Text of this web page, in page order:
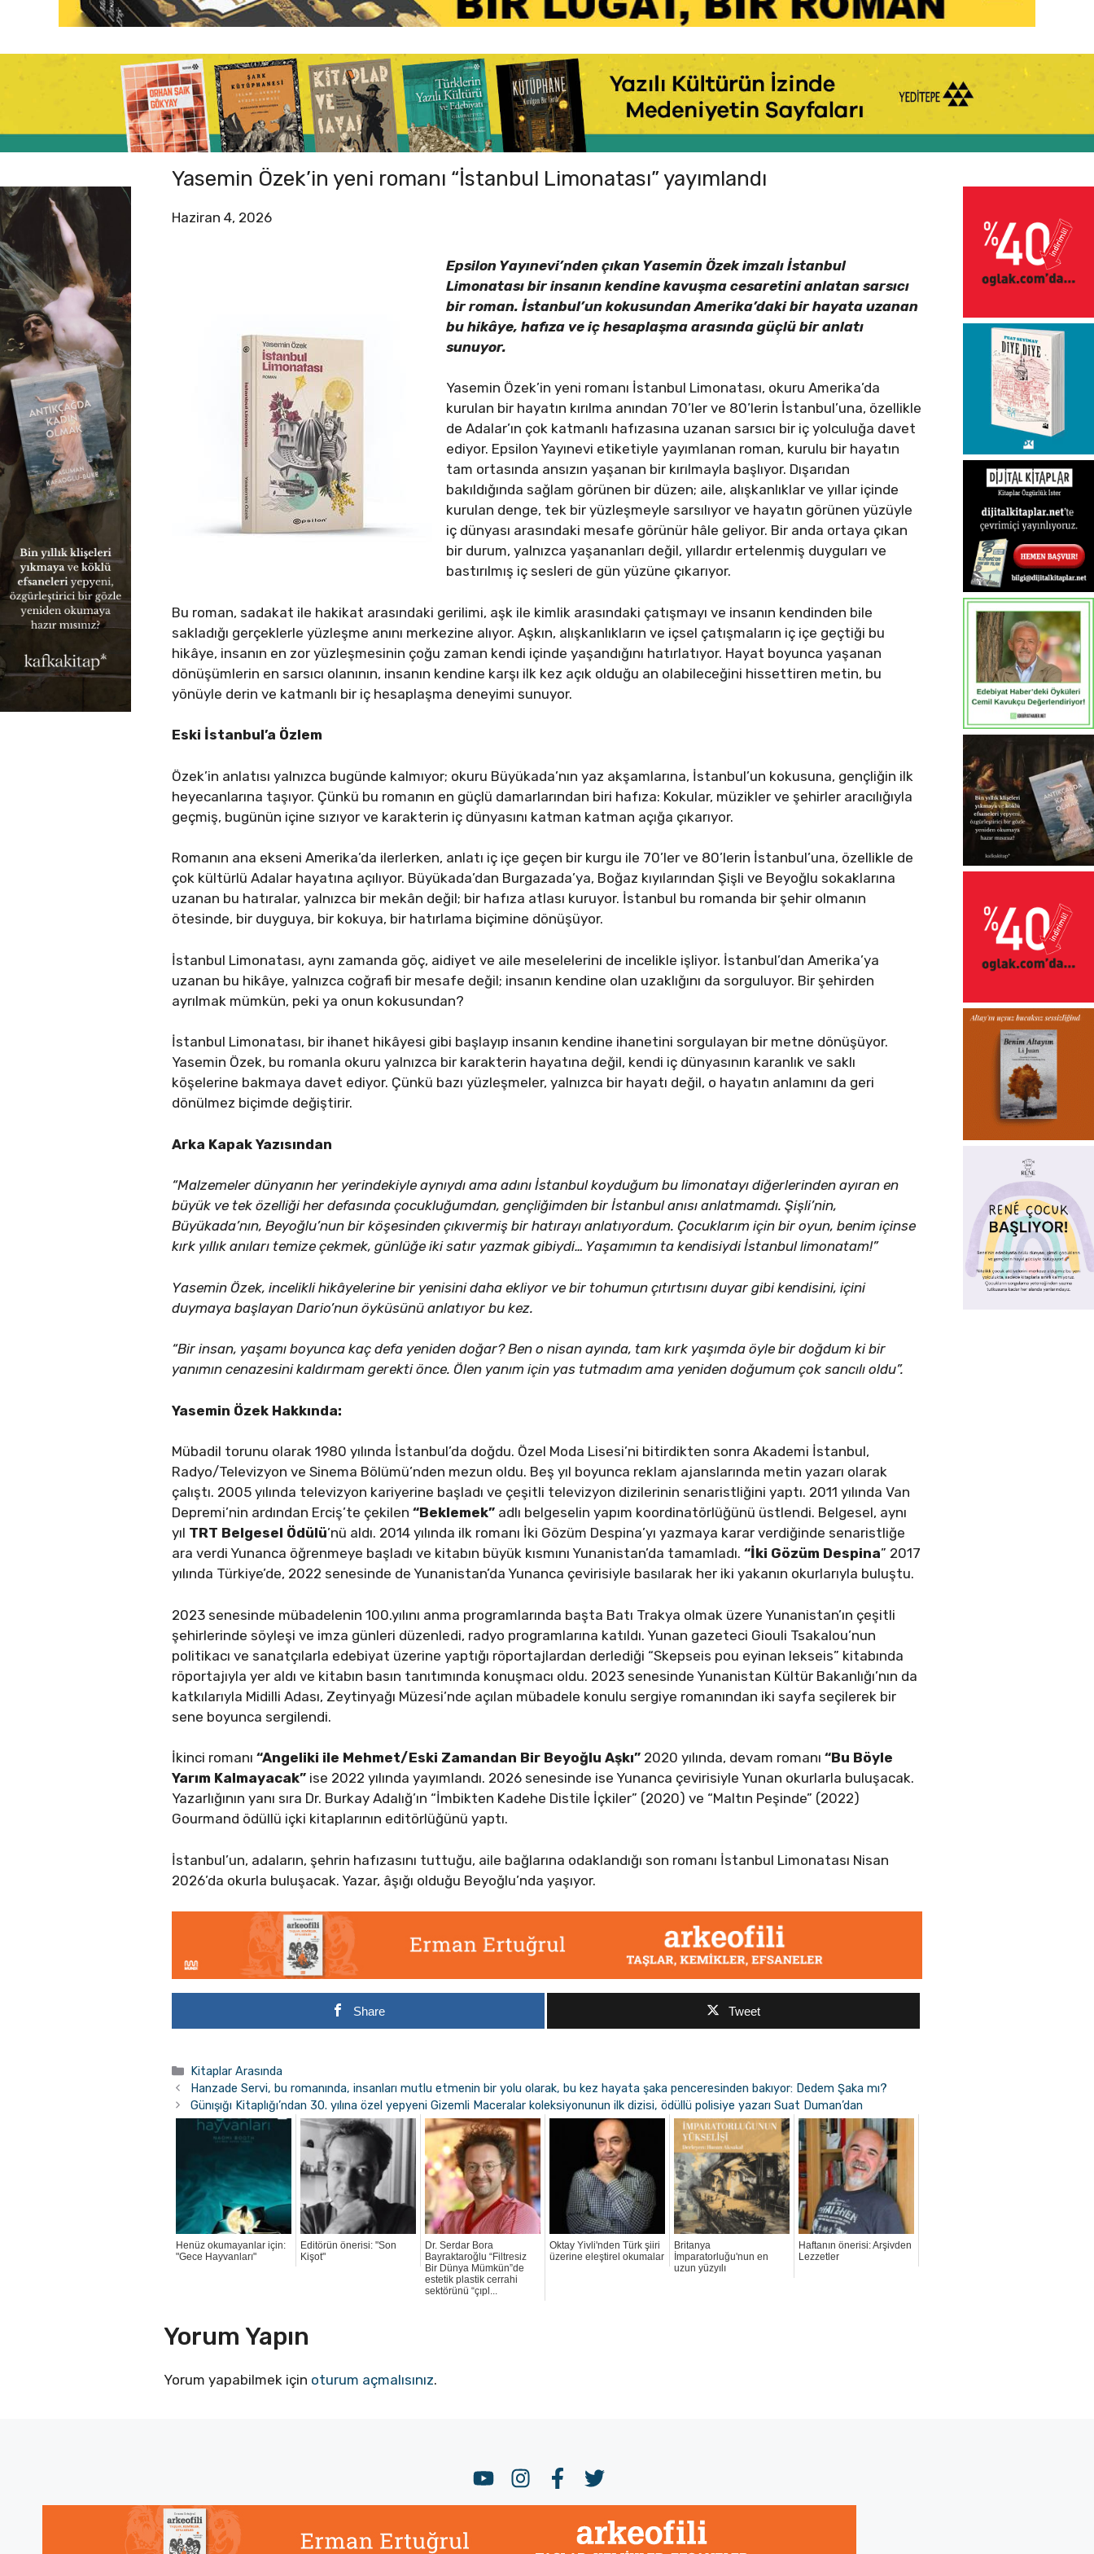
Yasemin Özek’in yeni romanı “İstanbul Limonatası” yayımlandı
Haziran 4, 2026
Epsilon Yayınevi’nden çıkan Yasemin Özek imzalı İstanbul
Limonatası bir insanın kendine kavuşma cesaretini anlatan sarsıcı
bir roman. İstanbul’un kokusundan Amerika’daki bir hayata uzanan
bu hikâye, hafıza ve iç hesaplaşma arasında güçlü bir anlatı
sunuyor.
Yasemin Özek’in yeni romanı İstanbul Limonatası, okuru Amerika’da
kurulan bir hayatın kırılma anından 70’ler ve 80’lerin İstanbul’una, özellikle
de Adalar’ın çok katmanlı hafızasına uzanan sarsıcı bir iç yolculuğa davet
ediyor. Epsilon Yayınevi etiketiyle yayımlanan roman, kurulu bir hayatın
tam ortasında ansızın yaşanan bir kırılmayla başlıyor. Dışarıdan
bakıldığında sağlam görünen bir düzen; aile, alışkanlıklar ve yıllar içinde
kurulan denge, tek bir yüzleşmeyle sarsılıyor ve hayatın görünen yüzüyle
iç dünyası arasındaki mesafe görünür hâle geliyor. Bir anda ortaya çıkan
bir durum, yalnızca yaşananları değil, yıllardır ertelenmiş duyguları ve
bastırılmış iç sesleri de gün yüzüne çıkarıyor.
Bu roman, sadakat ile hakikat arasındaki gerilimi, aşk ile kimlik arasındaki çatışmayı ve insanın kendinden bile
sakladığı gerçeklerle yüzleşme anını merkezine alıyor. Aşkın, alışkanlıkların ve içsel çatışmaların iç içe geçtiği bu
hikâye, insanın en zor yüzleşmesinin çoğu zaman kendi içinde yaşandığını hatırlatıyor. Hayat boyunca yaşanan
dönüşümlerin en sarsıcı olanının, insanın kendine karşı ilk kez açık olduğu an olabileceğini hissettiren metin, bu
yönüyle derin ve katmanlı bir iç hesaplaşma deneyimi sunuyor.
Eski İstanbul’a Özlem
Özek’in anlatısı yalnızca bugünde kalmıyor; okuru Büyükada’nın yaz akşamlarına, İstanbul’un kokusuna, gençliğin ilk
heyecanlarına taşıyor. Çünkü bu romanın en güçlü damarlarından biri hafıza: Kokular, müzikler ve şehirler aracılığıyla
geçmiş, bugünün içine sızıyor ve karakterin iç dünyasını katman katman açığa çıkarıyor.
Romanın ana ekseni Amerika’da ilerlerken, anlatı iç içe geçen bir kurgu ile 70’ler ve 80’lerin İstanbul’una, özellikle de
çok kültürlü Adalar hayatına açılıyor. Büyükada’dan Burgazada’ya, Boğaz kıyılarından Şişli ve Beyoğlu sokaklarına
uzanan bu hatıralar, yalnızca bir mekân değil; bir hafıza atlası kuruyor. İstanbul bu romanda bir şehir olmanın
ötesinde, bir duyguya, bir kokuya, bir hatırlama biçimine dönüşüyor.
İstanbul Limonatası, aynı zamanda göç, aidiyet ve aile meselelerini de incelikle işliyor. İstanbul’dan Amerika’ya
uzanan bu hikâye, yalnızca coğrafi bir mesafe değil; insanın kendine olan uzaklığını da sorguluyor. Bir şehirden
ayrılmak mümkün, peki ya onun kokusundan?
İstanbul Limonatası, bir ihanet hikâyesi gibi başlayıp insanın kendine ihanetini sorgulayan bir metne dönüşüyor.
Yasemin Özek, bu romanla okuru yalnızca bir karakterin hayatına değil, kendi iç dünyasının karanlık ve saklı
köşelerine bakmaya davet ediyor. Çünkü bazı yüzleşmeler, yalnızca bir hayatı değil, o hayatın anlamını da geri
dönülmez biçimde değiştirir.
Arka Kapak Yazısından
“Malzemeler dünyanın her yerindekiyle aynıydı ama adını İstanbul koyduğum bu limonatayı diğerlerinden ayıran en
büyük ve tek özelliği her defasında çocukluğumdan, gençliğimden bir İstanbul anısı anlatmamdı. Şişli’nin,
Büyükada’nın, Beyoğlu’nun bir köşesinden çıkıvermiş bir hatırayı anlatıyordum. Çocuklarım için bir oyun, benim içinse
kırk yıllık anıları temize çekmek, günlüğe iki satır yazmak gibiydi… Yaşamımın ta kendisiydi İstanbul limonatam!”
Yasemin Özek, incelikli hikâyelerine bir yenisini daha ekliyor ve bir tohumun çıtırtısını duyar gibi kendisini, içini
duymaya başlayan Dario’nun öyküsünü anlatıyor bu kez.
“Bir insan, yaşamı boyunca kaç defa yeniden doğar? Ben o nisan ayında, tam kırk yaşımda öyle bir doğdum ki bir
yanımın cenazesini kaldırmam gerekti önce. Ölen yanım için yas tutmadım ama yeniden doğumum çok sancılı oldu”.
Yasemin Özek Hakkında:
Mübadil torunu olarak 1980 yılında İstanbul’da doğdu. Özel Moda Lisesi’ni bitirdikten sonra Akademi İstanbul,
Radyo/Televizyon ve Sinema Bölümü’nden mezun oldu. Beş yıl boyunca reklam ajanslarında metin yazarı olarak
çalıştı. 2005 yılında televizyon kariyerine başladı ve çeşitli televizyon dizilerinin senaristliğini yaptı. 2011 yılında Van
Depremi’nin ardından Erciş’te çekilen“Beklemek” adlı belgeselin yapım koordinatörlüğünü üstlendi. Belgesel, aynı
yıl TRT Belgesel Ödülü’nü aldı. 2014 yılında ilk romanı İki Gözüm Despina’yı yazmaya karar verdiğinde senaristliğe
ara verdi Yunanca öğrenmeye başladı ve kitabın büyük kısmını Yunanistan’da tamamladı.“İki Gözüm Despina” 2017
yılında Türkiye’de, 2022 senesinde de Yunanistan’da Yunanca çevirisiyle basılarak her iki yakanın okurlarıyla buluştu.
2023 senesinde mübadelenin 100.yılını anma programlarında başta Batı Trakya olmak üzere Yunanistan’ın çeşitli
şehirlerinde söyleşi ve imza günleri düzenledi, radyo programlarına katıldı. Yunan gazeteci Giouli Tsakalou’nun
politikacı ve sanatçılarla edebiyat üzerine yaptığı röportajlardan derlediği “Skepseis pou eyinan lekseis” kitabında
röportajıyla yer aldı ve kitabın basın tanıtımında konuşmacı oldu. 2023 senesinde Yunanistan Kültür Bakanlığı’nın da
katkılarıyla Midilli Adası, Zeytinyağı Müzesi’nde açılan mübadele konulu sergiye romanından iki sayfa seçilerek bir
sene boyunca sergilendi.
İkinci romanı“Angeliki ile Mehmet/Eski Zamandan Bir Beyoğlu Aşkı” 2020 yılında, devam romanı“Bu Böyle
Yarım Kalmayacak” ise 2022 yılında yayımlandı. 2026 senesinde ise Yunanca çevirisiyle Yunan okurlarla buluşacak.
Yazarlığının yanı sıra Dr. Burkay Adalığ’ın “İmbikten Kadehe Distile İçkiler” (2020) ve “Maltın Peşinde” (2022)
Gourmand ödüllü içki kitaplarının editörlüğünü yaptı.
İstanbul’un, adaların, şehrin hafızasını tuttuğu, aile bağlarına odaklandığı son romanı İstanbul Limonatası Nisan
2026’da okurla buluşacak. Yazar, âşığı olduğu Beyoğlu’nda yaşıyor.
Share Tweet
Kategoriler
Kitaplar Arasında
Hanzade Servi, bu romanında, insanları mutlu etmenin bir yolu olarak, bu kez hayata şaka penceresinden bakıyor: Dedem Şaka mı?
Günışığı Kitaplığı’ndan 30. yılına özel yepyeni Gizemli Maceralar koleksiyonunun ilk dizisi, ödüllü polisiye yazarı Suat Duman’dan
Henüz okumayanlar için:
"Gece Hayvanları"
Editörün önerisi: "Son
Kişot"
Dr. Serdar Bora
Bayraktaroğlu “Filtresiz
Bir Dünya Mümkün”de
estetik plastik cerrahi
sektörünü “çıpl...
Oktay Yivli'nden Türk şiiri
üzerine eleştirel okumalar
Britanya
İmparatorluğu'nun en
uzun yüzyılı
Haftanın önerisi: Arşivden
Lezzetler
Yorum Yapın
Yorum yapabilmek için oturum açmalısınız.